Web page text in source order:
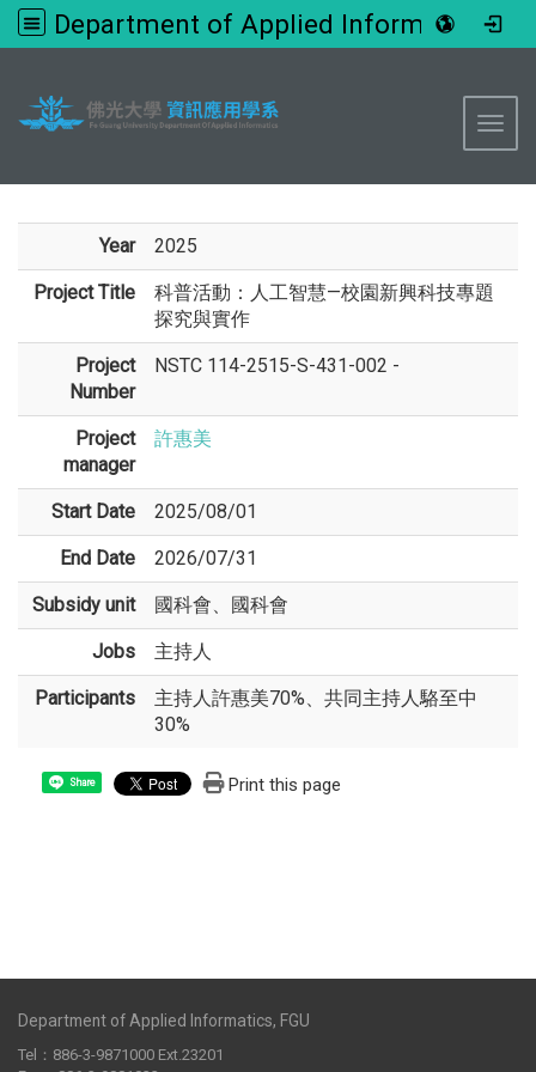
Department of Applied Informatics, FGU
Year 2025
Project Title
科普活動：人工智慧—校園新興科技專題
探究與實作
Project
Number
NSTC 114-2515-S-431-002 -
Project
manager
許惠美
Start Date 2025/08/01
End Date 2026/07/31
Subsidy unit 國科會、國科會
Jobs 主持人
Participants
主持人許惠美70%、共同主持人駱至中
30%
Share Print this page
Department of Applied Informatics, FGU
Tel：886-3-9871000 Ext.23201